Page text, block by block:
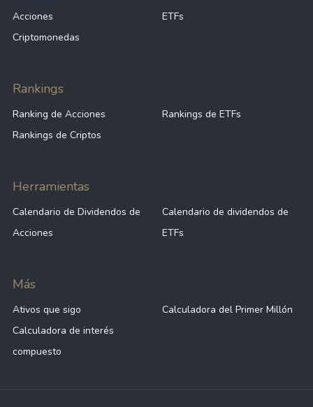
Acciones
ETFs
Criptomonedas
Rankings
Ranking de Acciones
Rankings de ETFs
Rankings de Criptos
Herramientas
Calendario de Dividendos de
Acciones
Calendario de dividendos de
ETFs
Más
Ativos que sigo
Calculadora del Primer Millón
Calculadora de interés
compuesto